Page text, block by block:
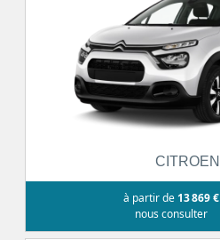
CITROEN
à partir de 13 869 €
nous consulter